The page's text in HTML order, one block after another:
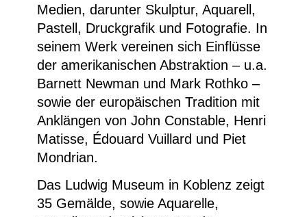
Medien, darunter Skulptur, Aquarell,
Pastell, Druckgrafik und Fotografie. In
seinem Werk vereinen sich Einflüsse
der amerikanischen Abstraktion – u.a.
Barnett Newman und Mark Rothko –
sowie der europäischen Tradition mit
Anklängen von John Constable, Henri
Matisse, Édouard Vuillard und Piet
Mondrian.
Das Ludwig Museum in Koblenz zeigt
35 Gemälde, sowie Aquarelle,